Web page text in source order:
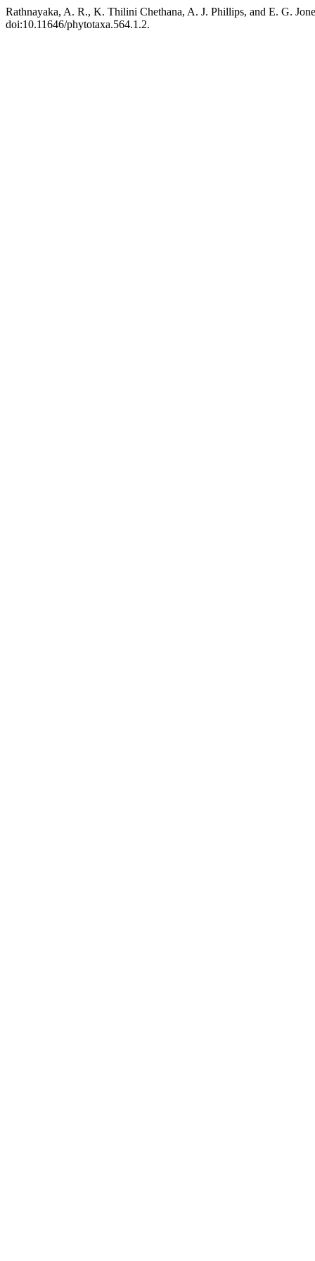
Rathnayaka, A. R., K. Thilini Chethana, A. J. Phillips, and E. G.
doi:10.11646/phytotaxa.564.1.2.